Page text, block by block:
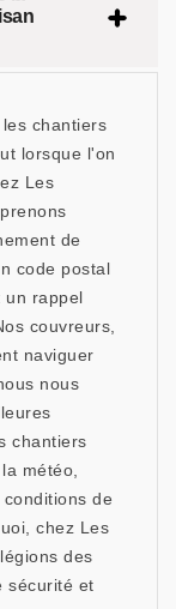
chantiers
lorsque l'on
Les
de
code postal
un rappel
couvreurs,
naviguer
nous
chantiers
météo,
de
chez Les
des
sécurité et